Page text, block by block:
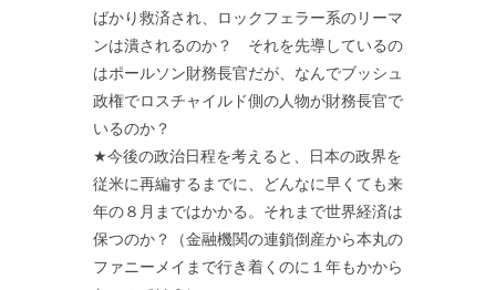
ばかり救済され、ロックフェラー系のリーマ
ンは潰されるのか？ それを先導しているの
はポールソン財務長官だが、なんでブッシュ
政権でロスチャイルド側の人物が財務長官で
いるのか？
★今後の政治日程を考えると、日本の政界を
従米に再編するまでに、どんなに早くても来
年の８月まではかかる。それまで世界経済は
保つのか？（金融機関の連鎖倒産から本丸の
ファニーメイまで行き着くのに１年もかから